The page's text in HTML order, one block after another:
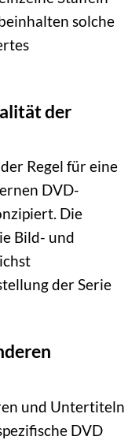
solche
der
Regel für eine
DVD-
Die
Bild- und
der Serie
und Untertiteln
DVD